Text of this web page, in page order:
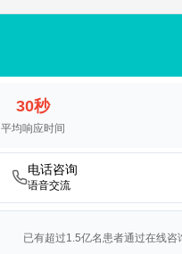
30秒
平均响应时间
电话咨询
语音交流
已有超过1.5亿名患者通过在线咨